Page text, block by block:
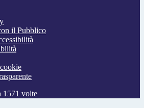
il Pubblico
1571 volte